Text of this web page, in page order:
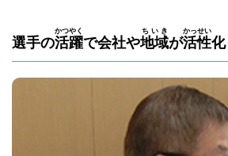
選手の活躍
かつやく
で会社や地域
ちいき
が活性
かっせい
化